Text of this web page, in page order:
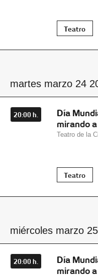
Teatro
martes marzo 24
20:00 h.
Día
mirando
Teatro de la
Teatro
miércoles marzo
20:00 h.
Día
mirando